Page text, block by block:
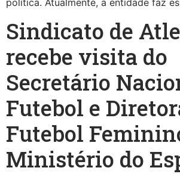
política. Atualmente, a entidade faz
Sindicato de
recebe visita do
Secretário
Futebol e
Futebol
Ministério do